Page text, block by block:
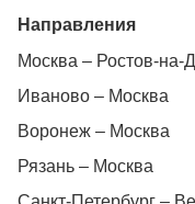
Направления
Москва – Ростов-на-
Иваново – Москва
Воронеж – Москва
Рязань – Москва